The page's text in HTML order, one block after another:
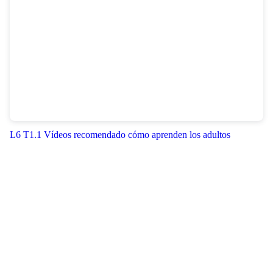
L6 T1.1 Vídeos recomendado cómo aprenden los adultos